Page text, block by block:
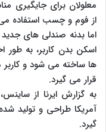
معلولان برای جایگیری
از فوم و چسب استفاده
اما بدنه صندلی های جدید
اسکن بدن کاربر، به طور
ها ساخته می شود و
قرار می گیرد.
به گزارش ایرنا از
آمریکا طراحی و تولید
گیرد.